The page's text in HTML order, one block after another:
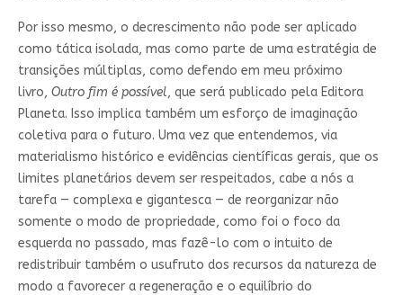
Por isso mesmo, o decrescimento não pode ser aplicado
como tática isolada, mas como parte de uma estratégia de
transições múltiplas, como defendo em meu próximo
livro, Outro fim é possível, que será publicado pela Editora
Planeta. Isso implica também um esforço de imaginação
coletiva para o futuro. Uma vez que entendemos, via
materialismo histórico e evidências científicas gerais, que os
limites planetários devem ser respeitados, cabe a nós a
tarefa — complexa e gigantesca — de reorganizar não
somente o modo de propriedade, como foi o foco da
esquerda no passado, mas fazê-lo com o intuito de
redistribuir também o usufruto dos recursos da natureza de
modo a favorecer a regeneração e o equilíbrio do